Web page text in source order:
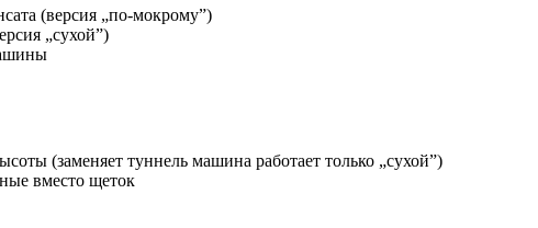
(версия „по-мокрому”)
„сухой”)
(заменяет туннель машина работает только „сухой”)
вместо щеток